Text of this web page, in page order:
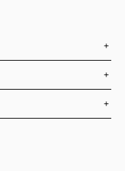
+
+
+